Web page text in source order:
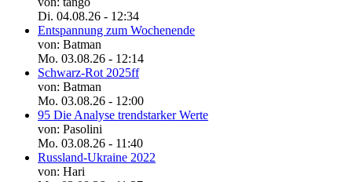
Di. 04.08.26 - 12:34
Entspannung zum Wochenende
von: Batman
Mo. 03.08.26 - 12:14
Schwarz-Rot 2025ff
von: Batman
Mo. 03.08.26 - 12:00
95 Die Analyse trendstarker Werte
von: Pasolini
Mo. 03.08.26 - 11:40
Russland-Ukraine 2022
von: Hari